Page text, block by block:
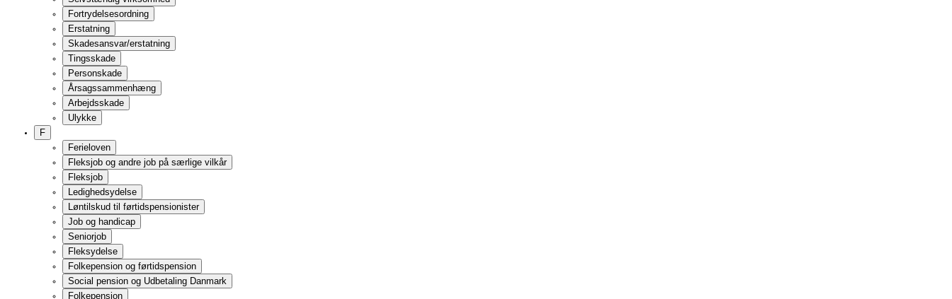
Udbetaling
Beregning af folkepension
Likvid formue
Den personlige tillægsprocent
Ældrecheck og helbredstillæg
Varmetillæg
Særlige personlige tillæg
Opsat folkepension
Til folkepension fra førtidspension, seniorpension og tidlig pension
Til folkepension fra efterløn eller arbejdsløshedsunderstøttelse
Fælles bestemmelser for folkepension og førtidspension
Beregning af pension
Ændringer i beregningsgrundlaget
Betydning af engangsindtægter
Årsbrev
Pension ved bopæl i udlandet
Pension, hvis man har boet i udlandet
Pension fra udlandet
Ferie i udlandet
Inddragelse af pension